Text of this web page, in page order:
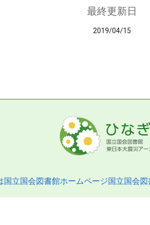
最終更新日
2019/04/15
国立国会図書館ホームページ国立国会